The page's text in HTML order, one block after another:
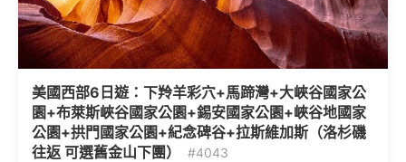
美國西部6日遊：下羚羊彩穴+馬蹄灣+大峽谷國家公
園+布萊斯峽谷國家公園+錫安國家公園+峽谷地國家
公園+拱門國家公園+紀念碑谷+拉斯維加斯（洛杉磯
往返 可選舊金山下團）
#4043